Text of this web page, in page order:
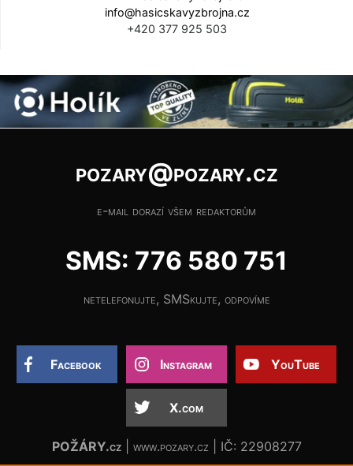
info@hasicskavyzbrojna.cz
+420 377 925 503
pozary@pozary.cz
e-mail dorazí všem redaktorům
SMS: 776 580 751
netelefonujte, SMSkujte, odpovíme
Facebook Instagram YouTube
X.com
POŽÁRY.cz| www.pozary.cz | IČ: 22908277